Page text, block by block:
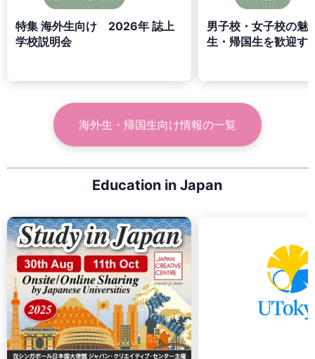
特集 海外生向け 2026年 誌上
学校説明会
男子校・女子校の魅
生・帰国生を歓迎す
海外生・帰国生向け情報の一覧
Education in Japan